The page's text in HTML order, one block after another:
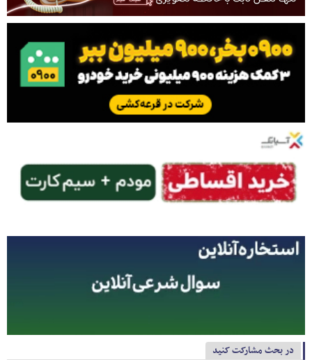
در بحث مشارکت کنید